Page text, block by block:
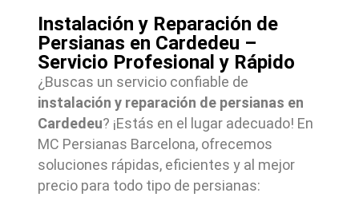
Instalación y Reparación de
Persianas en Cardedeu –
Servicio Profesional y Rápido
¿Buscas un servicio confiable de
instalación y reparación de persianas en
Cardedeu? ¡Estás en el lugar adecuado! En
MC Persianas Barcelona, ofrecemos
soluciones rápidas, eficientes y al mejor
precio para todo tipo de persianas: